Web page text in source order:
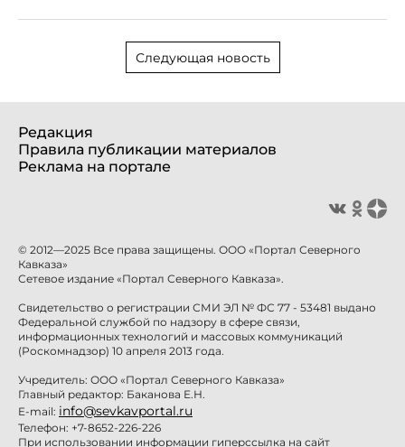
Следующая новость
Редакция
Правила публикации материалов
Реклама на портале
© 2012—2025 Все права защищены. ООО «Портал Северного
Кавказа»
Сетевое издание «Портал Северного Кавказа».
Свидетельство о регистрации СМИ ЭЛ № ФС 77 - 53481 выдано
Федеральной службой по надзору в сфере связи,
информационных технологий и массовых коммуникаций
(Роскомнадзор) 10 апреля 2013 года.
Учредитель: ООО «Портал Северного Кавказа»
Главный редактор: Баканова Е.Н.
E-mail: info@sevkavportal.ru
Телефон: +7-8652-226-226
При использовании информации гиперссылка на сайт